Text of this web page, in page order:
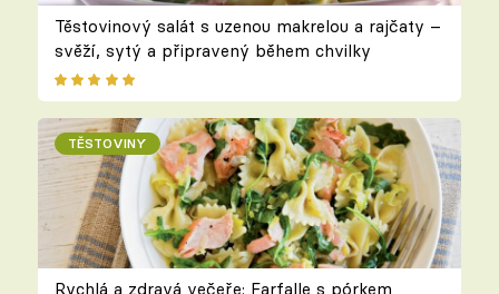
Těstovinový salát s uzenou makrelou a rajčaty –
svěží, sytý a připravený během chvilky
TĚSTOVINY
Rychlá a zdravá večeře: Farfalle s pórkem